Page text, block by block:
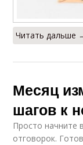
Читать дальше
Месяц
шагов к
Просто начните
отговорок.